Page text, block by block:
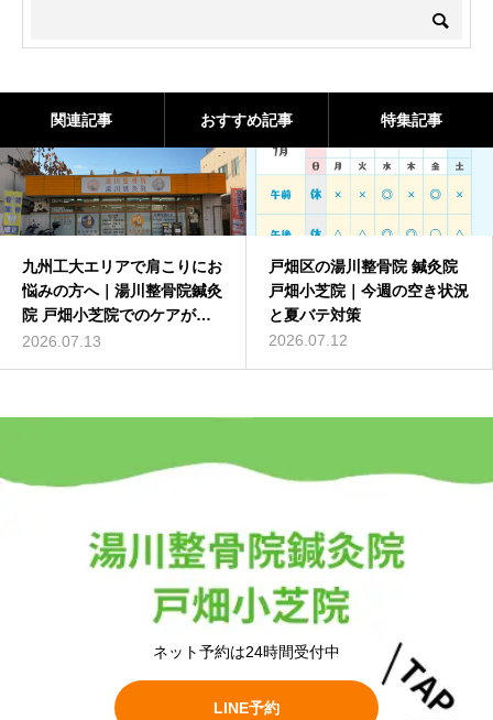
関連記事 おすすめ記事 特集記事
九州工大エリアで肩こりにお
悩みの方へ｜湯川整骨院鍼灸
院 戸畑小芝院でのケアがお
すすめ
2026.07.13
戸畑区の湯川整骨院 鍼灸院
戸畑小芝院｜今週の空き状況
と夏バテ対策
2026.07.12
ネット予約は24時間受付中
LINE予約